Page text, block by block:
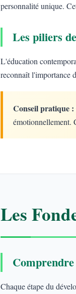
personnalité unique.
Les piliers
L'éducation
reconnaît l'importance
Conseil pratique :
émotionnellement.
Les
Chaque étape du